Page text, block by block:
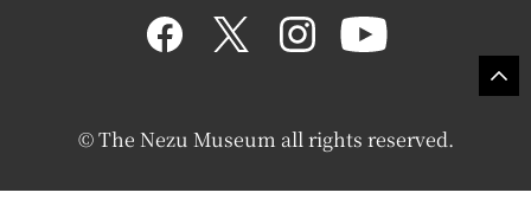
© The Nezu Museum all rights reserved.